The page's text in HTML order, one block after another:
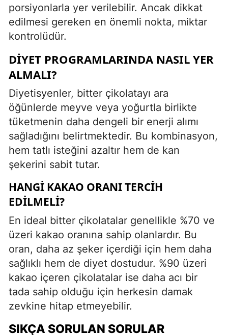
porsiyonlarla yer verilebilir. Ancak dikkat
edilmesi gereken en önemli nokta, miktar
kontrolüdür.
DIYET PROGRAMLARINDA NASIL YER
ALMALI?
Diyetisyenler, bitter çikolatayı ara
öğünlerde meyve veya yoğurtla birlikte
tüketmenin daha dengeli bir enerji alımı
sağladığını belirtmektedir. Bu kombinasyon,
hem tatlı isteğini azaltır hem de kan
şekerini sabit tutar.
HANGI KAKAO ORANI TERCIH
EDILMELI?
En ideal bitter çikolatalar genellikle %70 ve
üzeri kakao oranına sahip olanlardır. Bu
oran, daha az şeker içerdiği için hem daha
sağlıklı hem de diyet dostudur. %90 üzeri
kakao içeren çikolatalar ise daha acı bir
tada sahip olduğu için herkesin damak
zevkine hitap etmeyebilir.
SIKÇA SORULAN SORULAR